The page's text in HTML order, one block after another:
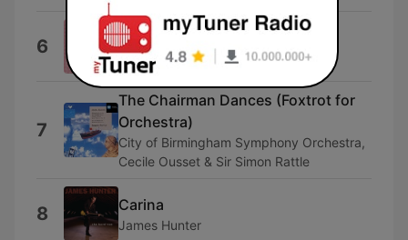
6 Tu n'aimes que moi
Vincent Perrot
7
The Chairman Dances (Foxtrot for
Orchestra)
City of Birmingham Symphony Orchestra,
Cecile Ousset & Sir Simon Rattle
8 Carina
James Hunter